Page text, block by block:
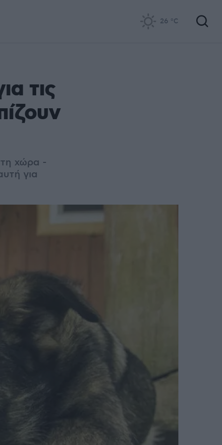
26 °C
τις
χώρα -
για